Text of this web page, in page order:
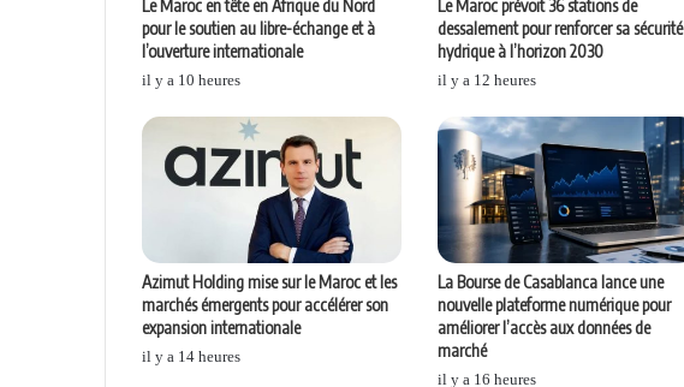
Le Maroc en tête en Afrique du Nord
pour le soutien au libre-échange et à
l’ouverture internationale
il y a 10 heures
Le Maroc prévoit 36 stations de
dessalement pour renforcer sa sécurité
hydrique à l’horizon 2030
il y a 12 heures
Azimut Holding mise sur le Maroc et les
marchés émergents pour accélérer son
expansion internationale
il y a 14 heures
La Bourse de Casablanca lance une
nouvelle plateforme numérique pour
améliorer l’accès aux données de
marché
il y a 16 heures